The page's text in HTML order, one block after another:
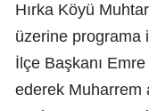
Hırka Köyü
üzerine programa
İlçe Başkanı
ederek Muharrem